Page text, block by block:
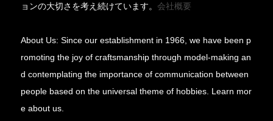
ョンの大切さを考え続けています。会社概要
About Us: Since our establishment in 1966, we have been p
romoting the joy of craftsmanship through model-making an
d contemplating the importance of communication between
people based on the universal theme of hobbies. Learn mor
e about us.